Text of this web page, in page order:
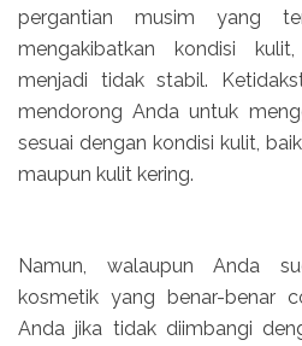
pergantian musim yang
mengakibatkan kondisi
menjadi tidak stabil.
mendorong Anda untuk
sesuai dengan kondisi kulit,
maupun kulit kering.
Namun, walaupun Anda
kosmetik yang benar-benar
Anda jika tidak diimbangi